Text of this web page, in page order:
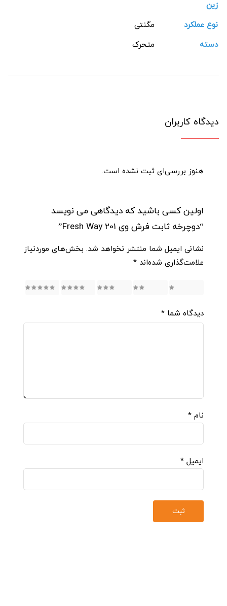
زین
نوع عملکرد
مگنتی
دسته
متحرک
دیدگاه کاربران
هنوز بررسی‌ای ثبت نشده است.
اولین کسی باشید که دیدگاهی می نویسد
“دوچرخه ثابت فرش وی Fresh Way 201”
نشانی ایمیل شما منتشر نخواهد شد. بخش‌های موردنیاز
علامت‌گذاری شده‌اند *
5
دیدگاه شما *
نام *
ایمیل *